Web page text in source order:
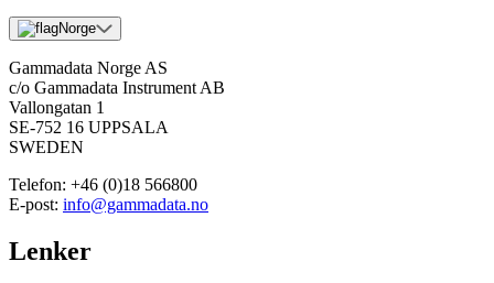
Norge
Gammadata Norge AS
c/o Gammadata Instrument AB
Vallongatan 1
SE-752 16 UPPSALA
SWEDEN
Telefon: +46 (0)18 566800
E-post: info@gammadata.no
Lenker